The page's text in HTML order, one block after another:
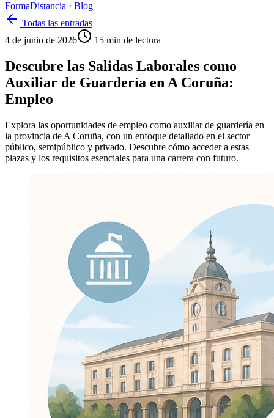
FormaDistancia · Blog
Todas las entradas
4 de junio de 2026
15 min de lectura
Descubre las Salidas Laborales como
Auxiliar de Guardería en A Coruña:
Empleo
Explora las oportunidades de empleo como auxiliar de guardería en
la provincia de A Coruña, con un enfoque detallado en el sector
público, semipúblico y privado. Descubre cómo acceder a estas
plazas y los requisitos esenciales para una carrera con futuro.